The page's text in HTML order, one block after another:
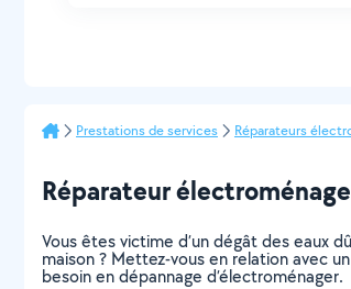
Prestations de services Réparateurs
Réparateur
Vous êtes victime d’un dégât des eaux
maison ? Mettez-vous en relation avec
besoin en dépannage d’électroménager.